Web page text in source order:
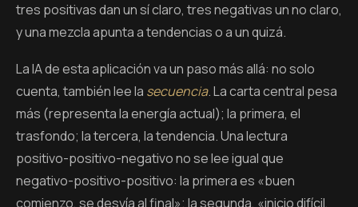
tres positivas dan un sí claro, tres negativas un no claro,
y una mezcla apunta a tendencias o a un quizá.
La IA de esta aplicación va un paso más allá: no solo
cuenta, también lee la secuencia. La carta central pesa
más (representa la energía actual); la primera, el
trasfondo; la tercera, la tendencia. Una lectura
positivo-positivo-negativo no se lee igual que
negativo-positivo-positivo: la primera es «buen
comienzo, se desvía al final»; la segunda, «inicio difícil,